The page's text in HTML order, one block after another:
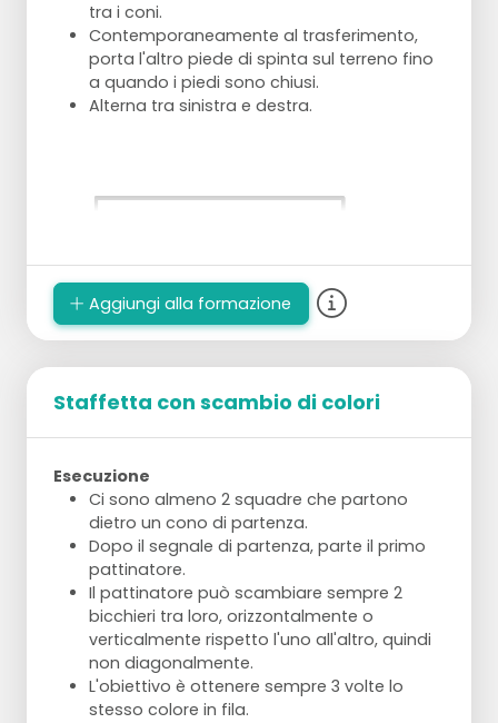
tra i coni.
Contemporaneamente al trasferimento,
porta l'altro piede di spinta sul terreno fino
a quando i piedi sono chiusi.
Alterna tra sinistra e destra.
Aggiungi alla formazione
Staffetta con scambio di colori
Esecuzione
Ci sono almeno 2 squadre che partono
dietro un cono di partenza.
Dopo il segnale di partenza, parte il primo
pattinatore.
Il pattinatore può scambiare sempre 2
bicchieri tra loro, orizzontalmente o
verticalmente rispetto l'uno all'altro, quindi
non diagonalmente.
L'obiettivo è ottenere sempre 3 volte lo
stesso colore in fila.